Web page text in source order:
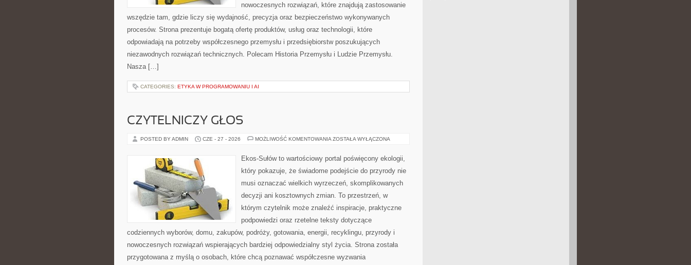
nowoczesnych rozwiązań, które znajdują zastosowanie
wszędzie tam, gdzie liczy się wydajność, precyzja oraz bezpieczeństwo wykonywanych
procesów. Strona prezentuje bogatą ofertę produktów, usług oraz technologii, które
odpowiadają na potrzeby współczesnego przemysłu i przedsiębiorstw poszukujących
niezawodnych rozwiązań technicznych. Polecam Historia Przemysłu i Ludzie Przemysłu.
Nasza […]
CATEGORIES: ETYKA W PROGRAMOWANIU I AI
CZYTELNICZY GŁOS
POSTED BY ADMIN CZE - 27 - 2026 MOŻLIWOŚĆ KOMENTOWANIA CZYTELNICZY
ZOSTAŁA WYŁĄCZONA
Ekos-Sułów to wartościowy portal poświęcony ekologii,
który pokazuje, że świadome podejście do przyrody nie
musi oznaczać wielkich wyrzeczeń, skomplikowanych
decyzji ani kosztownych zmian. To przestrzeń, w
którym czytelnik może znaleźć inspiracje, praktyczne
podpowiedzi oraz rzetelne teksty dotyczące
codziennych wyborów, domu, zakupów, podróży, gotowania, energii, recyklingu, przyrody i
nowoczesnych rozwiązań wspierających bardziej odpowiedzialny styl życia. Strona została
przygotowana z myślą o osobach, które chcą poznawać współczesne wyzwania